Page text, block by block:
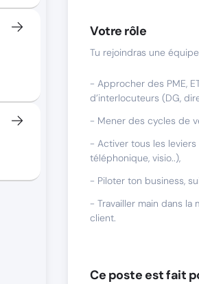
Votre rôle
Tu rejoindras une
- Approcher des PME,
d’interlocuteurs (DG,
- Mener des cycles de
- Activer tous les
téléphonique, visio..),
- Piloter ton business,
- Travailler main dans
client.
Ce poste est fait